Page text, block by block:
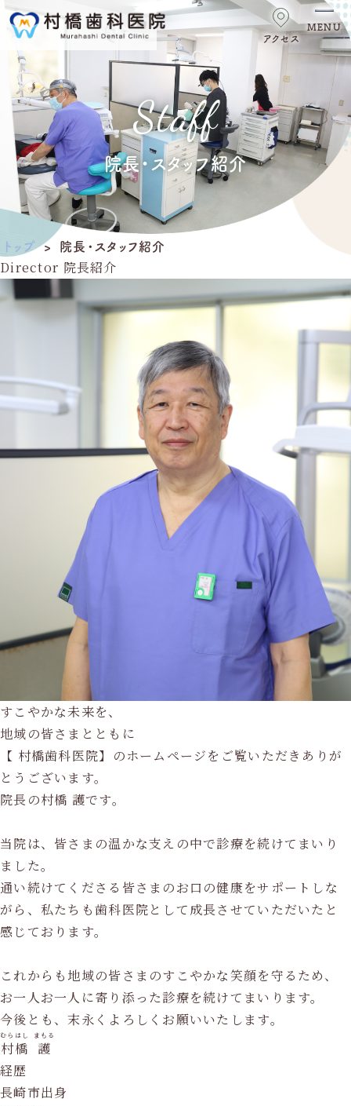
Staff
院長・スタッフ紹介
トップ > 院長・スタッフ紹介
Director 院長紹介
すこやかな未来を、
地域の皆さまとともに
【 村橋歯科医院】のホームページをご覧いただきありが
とうございます。
院長の村橋 護です。
当院は、皆さまの温かな支えの中で診療を続けてまいり
ました。
通い続けてくださる皆さまのお口の健康をサポートしな
がら、私たちも歯科医院として成長させていただいたと
感じております。
これからも地域の皆さまのすこやかな笑顔を守るため、
お一人お一人に寄り添った診療を続けてまいります。
今後とも、末永くよろしくお願いいたします。
村橋
むらはし
護
まもる
経歴
長崎市出身
トップ
診療案内
むし歯
歯周病
入れ歯
歯科口腔外科
予防・定期検診
訪問歯科診療
スポーツマウスガード
院長・スタッフ紹介
〒852-8134
長崎県長崎市大橋町10－32
Tel.095-844-3279
診療時間 月 火 水 木 金 土 日 祝
8:00～12:20
★：8:00〜12:00
休診日：水曜午後・土曜午後・日曜・祝日
アクセス
MENU